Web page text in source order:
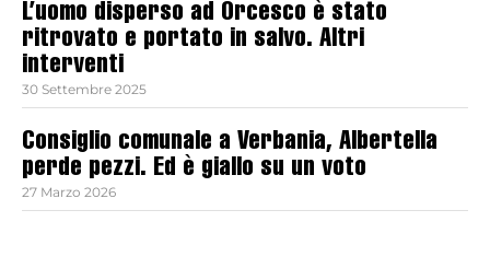
L’uomo disperso ad Orcesco è stato
ritrovato e portato in salvo. Altri
interventi
30 Settembre 2025
Consiglio comunale a Verbania, Albertella
perde pezzi. Ed è giallo su un voto
27 Marzo 2026